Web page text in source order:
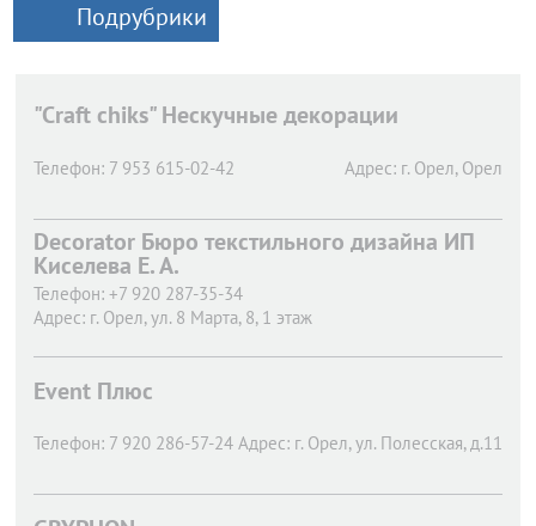
Подрубрики
"Craft chiks" Нескучные декорации
Телефон: 7 953 615-02-42 Адрес: г. Орел, Орел
Decorator Бюро текстильного дизайна ИП
Киселева Е. А.
Телефон: +7 920 287-35-34
Адрес: г. Орел, ул. 8 Марта, 8, 1 этаж
Event Плюс
Телефон: 7 920 286-57-24 Адрес: г. Орел, ул. Полесская, д.11